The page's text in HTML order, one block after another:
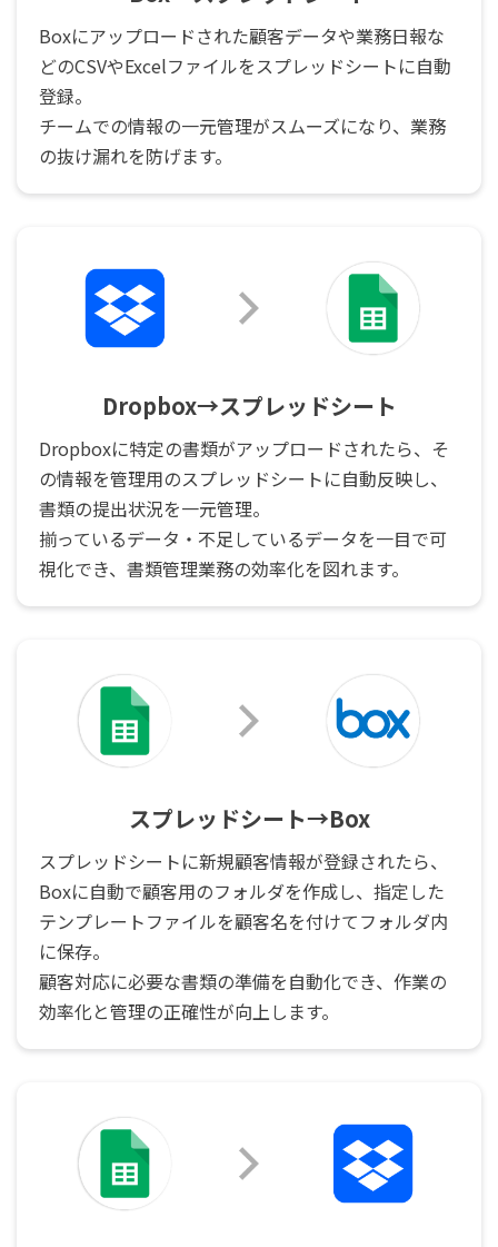
Boxにアップロードされた顧客データや業務日報な
どのCSVやExcelファイルをスプレッドシートに自動
登録。
チームでの情報の一元管理がスムーズになり、業務
の抜け漏れを防げます。
Dropbox→スプレッドシート
Dropboxに特定の書類がアップロードされたら、そ
の情報を管理用のスプレッドシートに自動反映し、
書類の提出状況を一元管理。
揃っているデータ・不足しているデータを一目で可
視化でき、書類管理業務の効率化を図れます。
スプレッドシート→Box
スプレッドシートに新規顧客情報が登録されたら、
Boxに自動で顧客用のフォルダを作成し、指定した
テンプレートファイルを顧客名を付けてフォルダ内
に保存。
顧客対応に必要な書類の準備を自動化でき、作業の
効率化と管理の正確性が向上します。